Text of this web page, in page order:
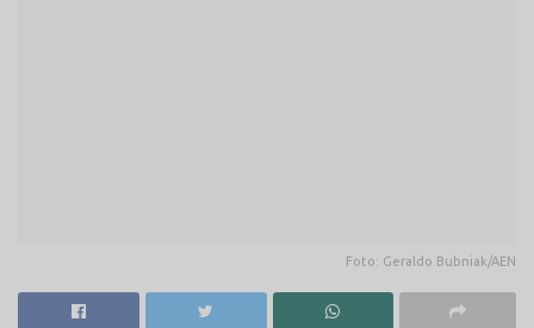
Foto: Geraldo Bubniak/AEN